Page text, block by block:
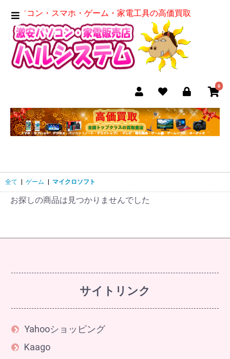
パソコン・スマホ・ゲーム・家電工具の高価買取
0
全て | ゲーム | マイクロソフト
お探しの商品は見つかりませんでした
サイトリンク
Yahooショッピング
Kaago